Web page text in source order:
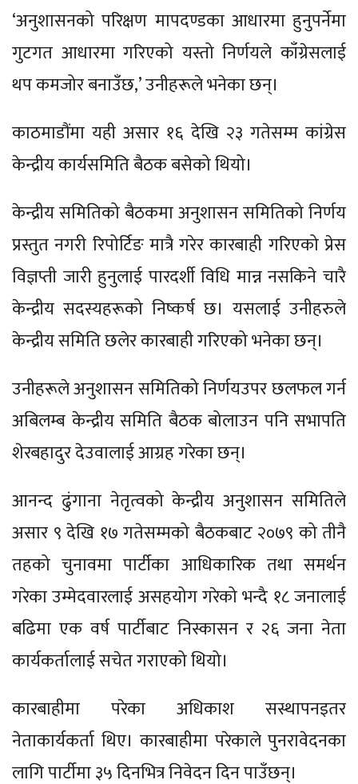
‘अनुशासनको परिक्षण मापदण्डका आधारमा हुनुपर्नेमा
गुटगत आधारमा गरिएको यस्तो निर्णयले काँग्रेसलाई
थप कमजोर बनाउँछ,’ उनीहरूले भनेका छन्।
काठमाडौंमा यही असार १६ देखि २३ गतेसम्म कांग्रेस
केन्द्रीय कार्यसमिति बैठक बसेको थियो।
केन्द्रीय समितिको बैठकमा अनुशासन समितिको निर्णय
प्रस्तुत नगरी रिपोर्टिङ मात्रै गरेर कारबाही गरिएको प्रेस
विज्ञप्ती जारी हुनुलाई पारदर्शी विधि मान्न नसकिने चारै
केन्द्रीय सदस्यहरूको निष्कर्ष छ। यसलाई उनीहरुले
केन्द्रीय समिति छलेर कारबाही गरिएको भनेका छन्।
उनीहरूले अनुशासन समितिको निर्णयउपर छलफल गर्न
अबिलम्ब केन्द्रीय समिति बैठक बोलाउन पनि सभापति
शेरबहादुर देउवालाई आग्रह गरेका छन्।
आनन्द ढुंगाना नेतृत्वको केन्द्रीय अनुशासन समितिले
असार ९ देखि १७ गतेसम्मको बैठकबाट २०७९ को तीनै
तहको चुनावमा पार्टीका आधिकारिक तथा समर्थन
गरेका उम्मेदवारलाई असहयोग गरेको भन्दै १८ जनालाई
बढिमा एक वर्ष पार्टीबाट निस्कासन र २६ जना नेता
कार्यकर्तालाई सचेत गराएको थियो।
कारबाहीमा परेका अधिकाश सस्थापनइतर
नेताकार्यकर्ता थिए। कारबाहीमा परेकाले पुनरावेदनका
लागि पार्टीमा ३५ दिनभित्र निवेदन दिन पाउँछन्।